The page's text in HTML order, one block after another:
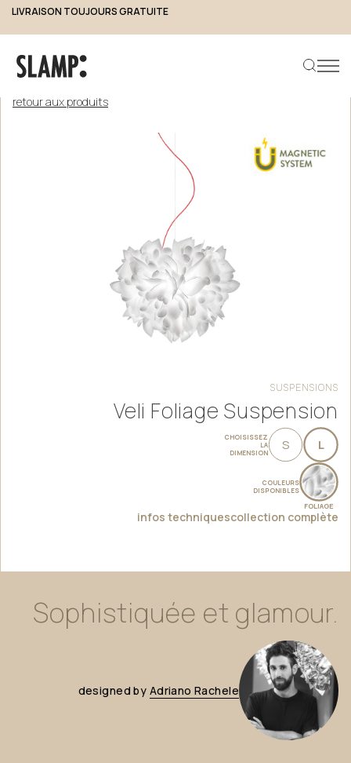
LIVRAISON TOUJOURS GRATUITE
Rechercher un produit
retour aux produits
SUSPENSIONS
Veli Foliage Suspension
CHOISISSEZ
LA
DIMENSION
S L
COULEURS
DISPONIBLES
FOLIAGE
infos techniquescollection complète
Sophistiquée et glamour.
designed by Adriano Rachele